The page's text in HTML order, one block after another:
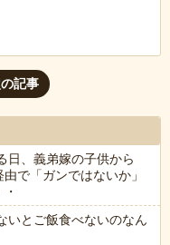
記事
日、義弟嫁の子供から
で「ガンではないか」
いとご飯食べないのなん